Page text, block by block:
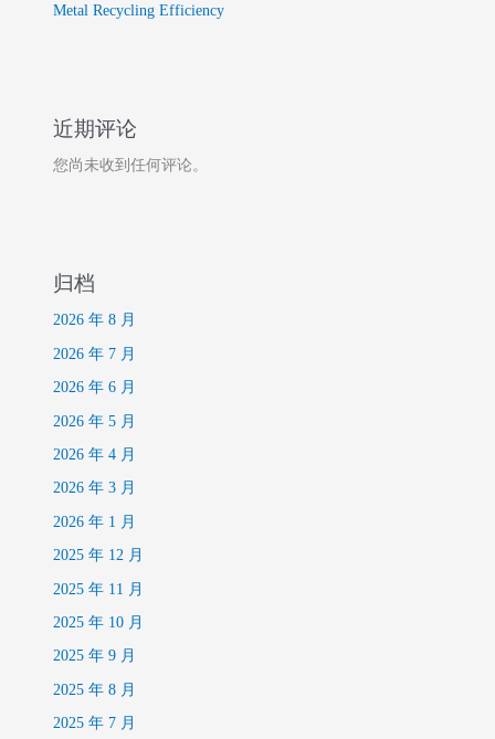
Metal Recycling Efficiency
近期评论
您尚未收到任何评论。
归档
2026 年 8 月
2026 年 7 月
2026 年 6 月
2026 年 5 月
2026 年 4 月
2026 年 3 月
2026 年 1 月
2025 年 12 月
2025 年 11 月
2025 年 10 月
2025 年 9 月
2025 年 8 月
2025 年 7 月